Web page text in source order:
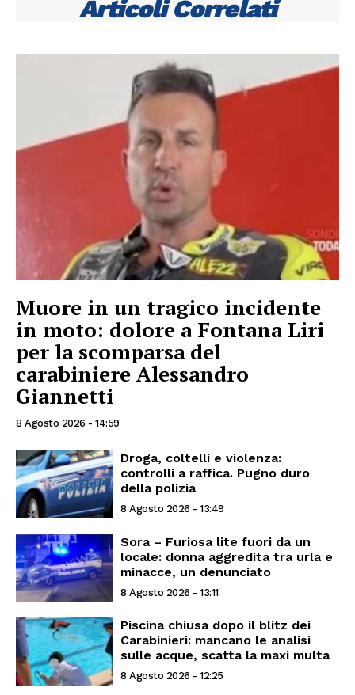
Articoli Correlati
Muore in un tragico incidente
in moto: dolore a Fontana Liri
per la scomparsa del
carabiniere Alessandro
Giannetti
8 Agosto 2026 - 14:59
Droga, coltelli e violenza:
controlli a raffica. Pugno duro
della polizia
8 Agosto 2026 - 13:49
Sora – Furiosa lite fuori da un
locale: donna aggredita tra urla e
minacce, un denunciato
8 Agosto 2026 - 13:11
Piscina chiusa dopo il blitz dei
Carabinieri: mancano le analisi
sulle acque, scatta la maxi multa
8 Agosto 2026 - 12:25